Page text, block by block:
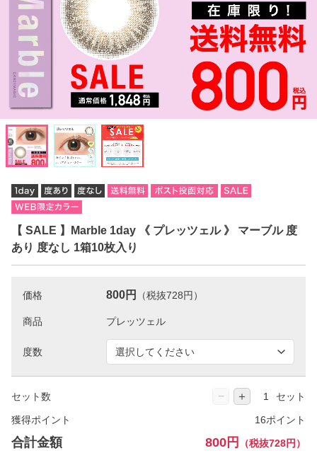
【 SALE 】Marble 1day 《 プレッツェル 》 マーブル 度
あり 度なし 1箱10枚入り
価格 800円 （税抜728円）
商品
度数
セット数 − ＋ セット
獲得ポイント 16ポイント
合計金額 800円 （税抜728円）